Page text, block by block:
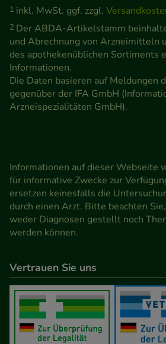
1 inkl. MwSt. ggf. zzgl.
2 Der ABDA-Artikelstamm
und Abrechnung von Arzneimitteln
des apothekenüblichen Sortiments
Informationen.
Die Daten basieren auf Meldungen
gegenüber der IFA GmbH
Arzneispezialitäten GmbH).
Informationen auf dieser Webseite
für informative Zwecke zur
ersetzen keinesfalls die
durch einen Arzt. Bitte beachten
weder Diagnosen gestellt noch
werden können.
Vertrauen Sie uns